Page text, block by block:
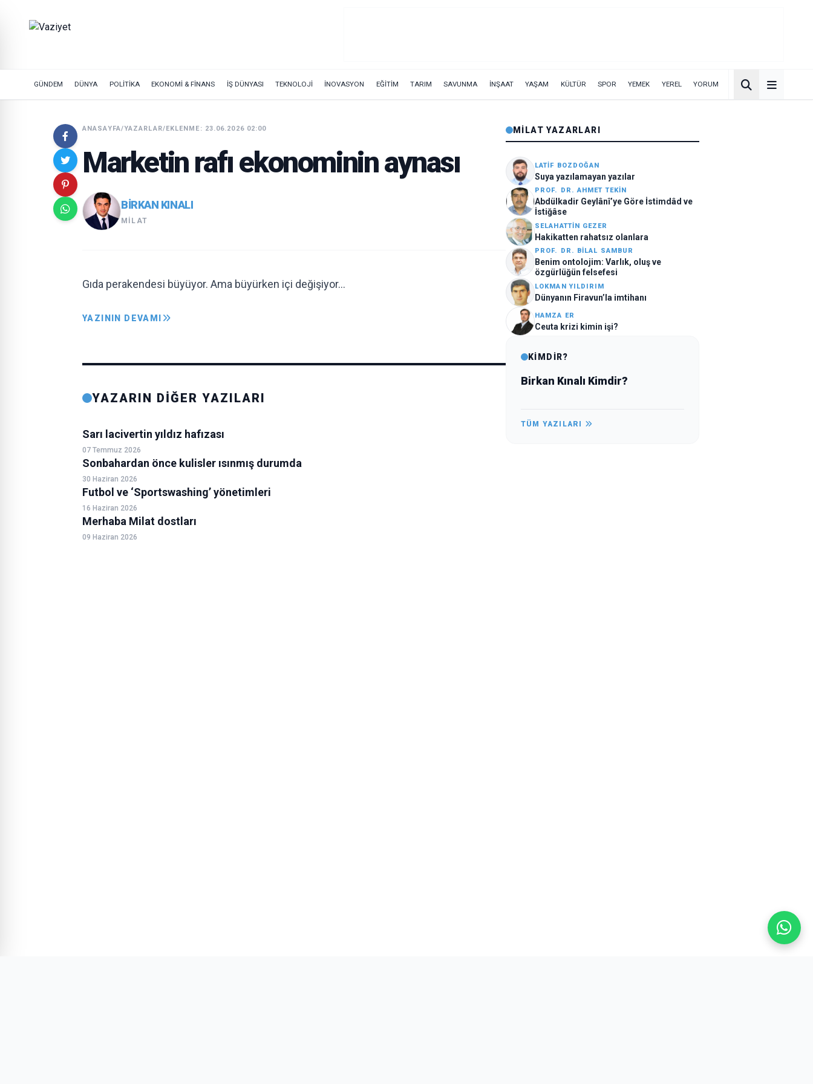
GÜNDEM DÜNYA POLİTİKA EKONOMİ & FİNANS İŞ DÜNYASI TEKNOLOJİ İNOVASYON EĞİTİM TARIM SAVUNMA İNŞAAT YAŞAM KÜLTÜR SPOR YEMEK YEREL YORUM
ANASAYFA/YAZARLAR/EKLENME: 23.06.2026 02:00
Marketin rafı ekonominin aynası
BIRKAN KINALI
MILAT
Gıda perakendesi büyüyor. Ama büyürken içi değişiyor…
YAZININ DEVAMI
YAZARIN DİĞER YAZILARI
Sarı lacivertin yıldız hafızası
07 Temmuz 2026
Sonbahardan önce kulisler ısınmış durumda
30 Haziran 2026
Futbol ve ‘Sportswashing’ yönetimleri
16 Haziran 2026
Merhaba Milat dostları
09 Haziran 2026
MILAT YAZARLARI
LATIF BOZDOĞAN
Suya yazılamayan yazılar
PROF. DR. AHMET TEKIN
Abdülkadir Geylânî’ye Göre İstimdâd ve
İstiğâse
SELAHATTIN GEZER
Hakikatten rahatsız olanlara
PROF. DR. BILAL SAMBUR
Benim ontolojim: Varlık, oluş ve
özgürlüğün felsefesi
LOKMAN YILDIRIM
Dünyanın Firavun’la imtihanı
HAMZA ER
Ceuta krizi kimin işi?
KİMDİR?
Birkan Kınalı Kimdir?
TÜM YAZILARI